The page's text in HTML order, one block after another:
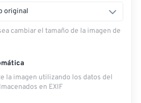
original
cambiar el tamaño de la imagen de
la imagen utilizando los datos del
en EXIF